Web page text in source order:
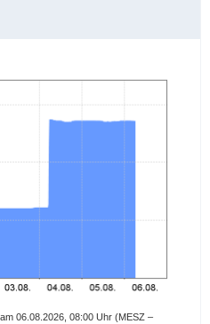
06.08.2026, 08:00 Uhr (MESZ –